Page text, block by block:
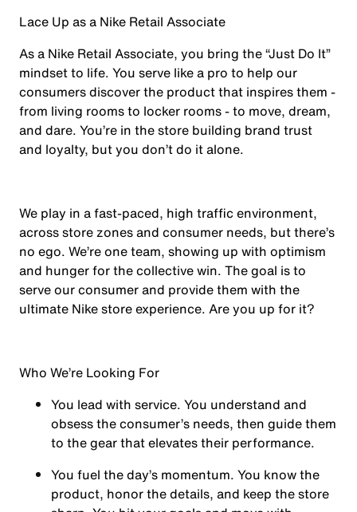
Lace Up as a Nike Retail Associate
As a Nike Retail Associate, you bring the “Just Do It”
mindset to life. You serve like a pro to help our
consumers discover the product that inspires them -
from living rooms to locker rooms - to move, dream,
and dare. You’re in the store building brand trust
and loyalty, but you don’t do it alone.
We play in a fast-paced, high traffic environment,
across store zones and consumer needs, but there’s
no ego. We’re one team, showing up with optimism
and hunger for the collective win. The goal is to
serve our consumer and provide them with the
ultimate Nike store experience. Are you up for it?
Who We’re Looking For
You lead with service. You understand and
obsess the consumer’s needs, then guide them
to the gear that elevates their performance.
You fuel the day’s momentum. You know the
product, honor the details, and keep the store